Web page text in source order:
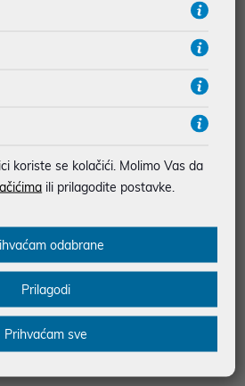
u dobroj namjeri. Mikronis d.o.o. ne
nastale u opisu proizvoda, greške
u dostupnosti i cijene. Slike artikala su
u potpunosti odgovarati artiklima. Za sve
and Mouse , žična, USB, Dodatne
and mouse set - dual mode, 3-
23 programmable keys, OS Auto-
koriste se kolačići. Molimo Vas da
ili prilagodite postavke.
odabrane
Prilagodi
Prihvaćam sve